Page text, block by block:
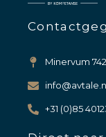
Minervum
+31 (0)85